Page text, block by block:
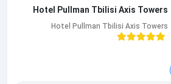
Hotel Pullman Tbilisi Axis Towers
Hotel Pullman Tbilisi Axis Towers